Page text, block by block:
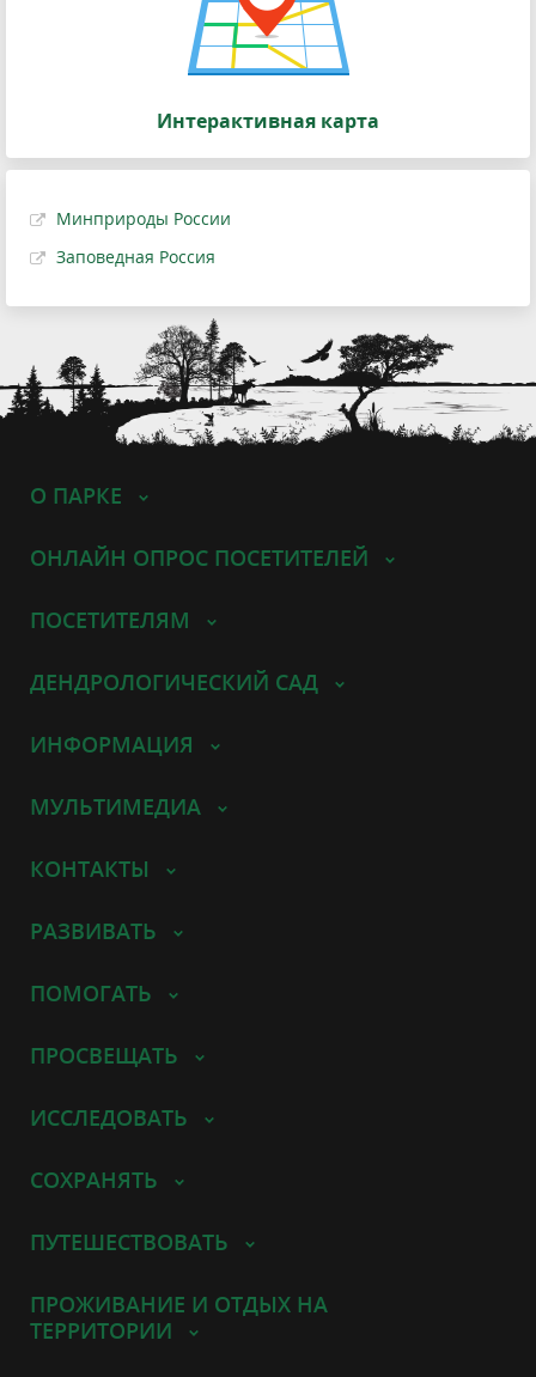
Интерактивная карта
Минприроды России
Заповедная Россия
О ПАРКЕ
ОНЛАЙН ОПРОС ПОСЕТИТЕЛЕЙ
ПОСЕТИТЕЛЯМ
ДЕНДРОЛОГИЧЕСКИЙ САД
ИНФОРМАЦИЯ
МУЛЬТИМЕДИА
КОНТАКТЫ
РАЗВИВАТЬ
ПОМОГАТЬ
ПРОСВЕЩАТЬ
ИССЛЕДОВАТЬ
СОХРАНЯТЬ
ПУТЕШЕСТВОВАТЬ
ПРОЖИВАНИЕ И ОТДЫХ НА
ТЕРРИТОРИИ